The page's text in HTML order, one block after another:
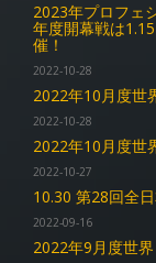
2023年プロフェ
年度開幕戦は
催！
2022-10-28
2022年10月度世
2022-10-28
2022年10月度世
2022-10-27
10.30 第28回全
2022-09-16
2022年9月度世